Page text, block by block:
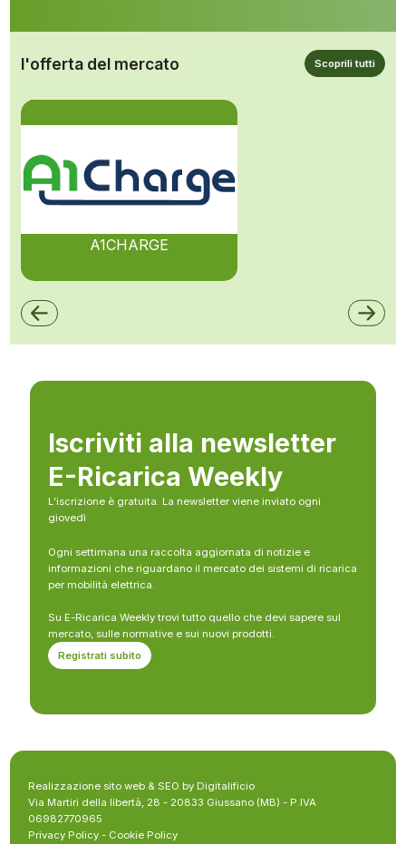
l'offerta del mercato Scoprili tutti
A1CHARGE
Iscriviti alla newsletter
E-Ricarica Weekly
L’iscrizione è gratuita. La newsletter viene inviato ogni
giovedì
Ogni settimana una raccolta aggiornata di notizie e
informazioni che riguardano il mercato dei sistemi di ricarica
per mobilità elettrica.
Su E-Ricarica Weekly trovi tutto quello che devi sapere sul
mercato, sulle normative e sui nuovi prodotti.
Registrati subito
Realizzazione sito web & SEO by Digitalificio
Via Martiri della libertà, 28 - 20833 Giussano (MB) - P.IVA
06982770965
Privacy Policy - Cookie Policy